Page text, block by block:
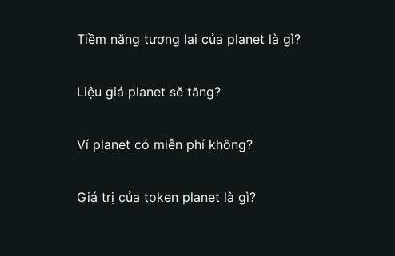
Tiềm năng tương lai của planet là gì?
Liệu giá planet sẽ tăng?
Ví planet có miễn phí không?
Giá trị của token planet là gì?